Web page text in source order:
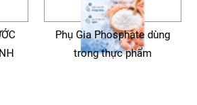
Phụ Gia Phosphate dùng
trong thực phẩm